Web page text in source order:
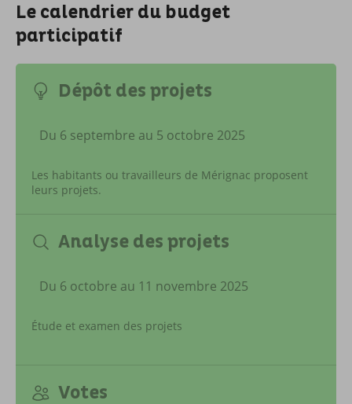
Le calendrier du budget
participatif
Dépôt des projets
Du 6 septembre au 5 octobre 2025
Les habitants ou travailleurs de Mérignac proposent
leurs projets.
Analyse des projets
Du 6 octobre au 11 novembre 2025
Étude et examen des projets
Votes